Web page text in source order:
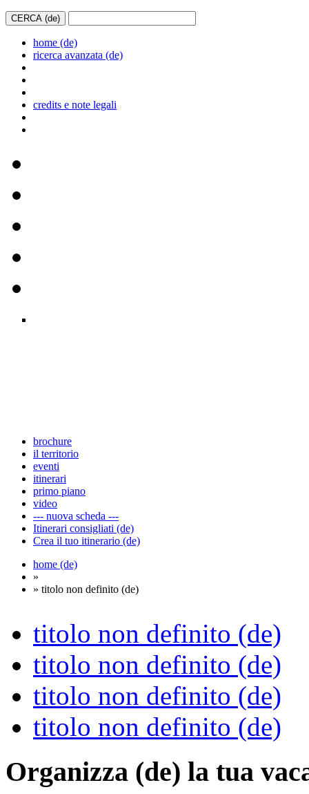
home (de)
ricerca avanzata (de)
credits e note legali
brochure
il territorio
eventi
itinerari
primo piano
video
--- nuova scheda ---
Itinerari consigliati (de)
Crea il tuo itinerario (de)
home (de)
»
» titolo non definito (de)
titolo non definito (de)
titolo non definito (de)
titolo non definito (de)
titolo non definito (de)
Organizza (de) la tua